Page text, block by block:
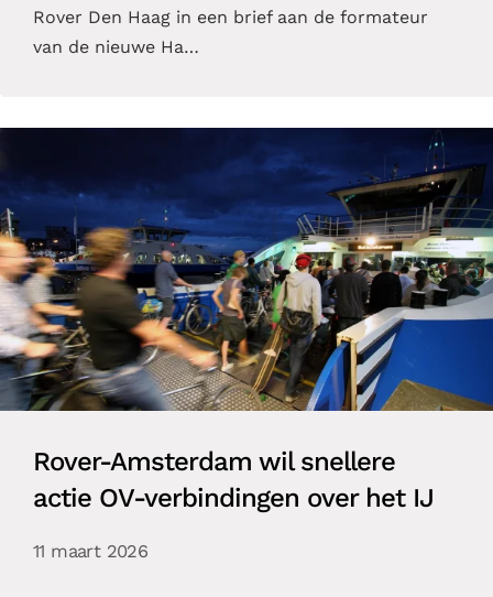
Rover Den Haag in een brief aan de formateur
van de nieuwe Ha…
Rover-Amsterdam wil snellere
actie OV-verbindingen over het IJ
11 maart 2026